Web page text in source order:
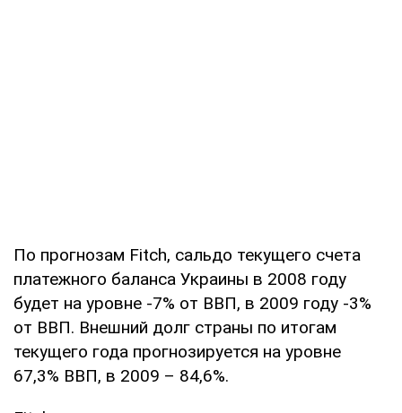
По прогнозам Fitch, сальдо текущего счета
платежного баланса Украины в 2008 году
будет на уровне -7% от ВВП, в 2009 году -3%
от ВВП. Внешний долг страны по итогам
текущего года прогнозируется на уровне
67,3% ВВП, в 2009 – 84,6%.